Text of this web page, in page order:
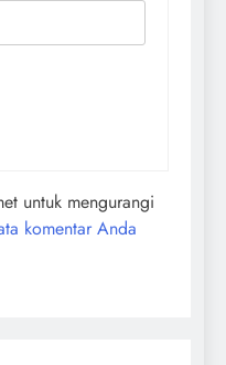
untuk mengurangi
komentar Anda